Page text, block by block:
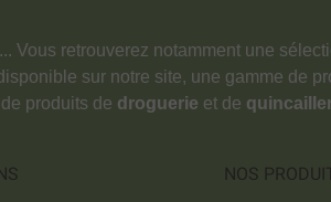
... Vous retrouverez notamment une
sur notre site, une gamme de
produits de droguerie et de
NOS